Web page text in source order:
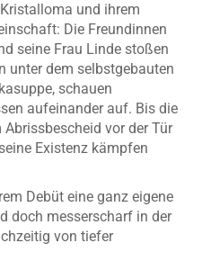
und ihrem
Die Freundinnen
seine Frau Linde stoßen
unter dem selbstgebauten
schauen
aufeinander auf. Bis die
vor der Tür
Existenz kämpfen
Debüt eine ganz eigene
doch messerscharf in der
von tiefer